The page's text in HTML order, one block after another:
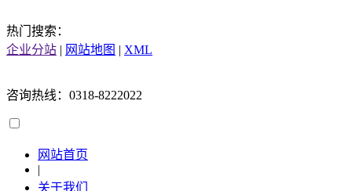
热门搜索：
企业分站 | 网站地图 | XML
咨询热线：0318-8222022
网站首页
|
关于我们